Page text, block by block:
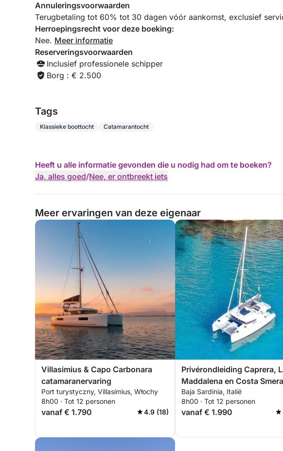
Annuleringsvoorwaarden
Terugbetaling tot 60% tot 30 dagen vóór aankomst, exclusief
Herroepingsrecht voor deze boeking:
Nee. Meer informatie
Reserveringsvoorwaarden
Inclusief professionele schipper
Borg : € 2.500
Tags
Klassieke boottocht Catamarantocht
Heeft u alle informatie gevonden die u nodig had om te boeken?
Ja, alles goed/Nee, er ontbreekt iets
Meer ervaringen van deze eigenaar
Villasimius & Capo Carbonara
catamaranervaring
Port turystyczny, Villasimius, Włochy
8h00 · Tot 12 personen
vanaf € 1.790 4.9 (18)
Privérondleiding Caprera,
Maddalena en Costa
Baja Sardinia, Italië
8h00 · Tot 12 personen
vanaf € 1.990